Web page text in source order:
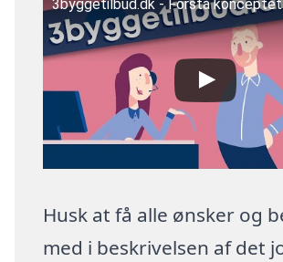
3byggetilbud.dk - Forstå konceptet
Husk at få alle ønsker og
med i beskrivelsen af det